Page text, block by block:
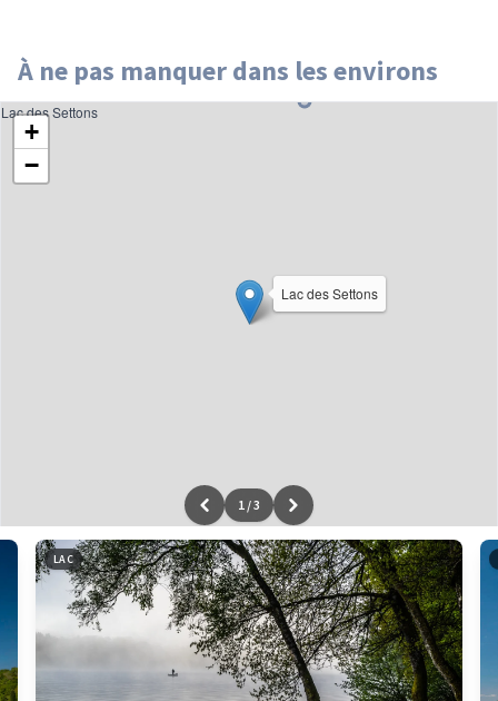
À ne pas manquer dans les environs
Lac des Settons
+
−
Leaflet|données ©OpenStreetMap/ODbL - renduOSM France
Lac des Settons
1 /3
LAC